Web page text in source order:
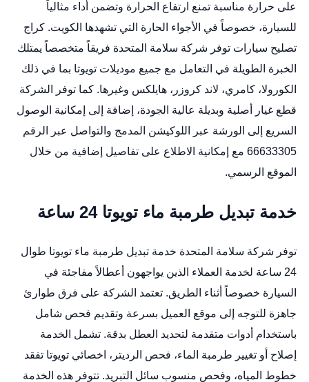
على حرارة مناسبة تمنع ارتفاع الحرارة وتضمن أداء مثالياً
للسيارة، خصوصاً في الأجواء الحارة التي تشهدها الكويت. كراج
تصليح سيارات توفر شركة سلامة المتحدة فريقاً متخصصاً يمتلك
الخبرة الطويلة في التعامل مع جميع موديلات تويوتا بما في ذلك
الكورولا، كامري، لاند كروزر، هايلكس وغيرها. كما توفر الشركة
قطع غيار أصلية وبديلة عالية الجودة، إضافة إلى إمكانية الوصول
السريع إلى الورشة عبر
اللوكيشن المدمج والتواصل عبر الرقم
66633305 مع إمكانية الاطلاع على تفاصيل إضافية من خلال
الموقع الرسمي.
خدمة تبديل طرمبة ماء تويوتا 24 ساعة
توفر شركة سلامة المتحدة خدمة تبديل طرمبة ماء تويوتا طوال
24 ساعة لخدمة العملاء الذين يواجهون أعطالاً مفاجئة في
السيارة خصوصاً أثناء الطريق. تعتمد الشركة على فرق طوارئ
جاهزة للتوجه إلى موقع العميل بسرعة وتقديم فحص شامل
باستخدام أدوات متقدمة لتحديد العطل بدقة. تشمل الخدمة
إصلاح أو تغيير طرمبة الماء، فحص الرديتر، اخصائي تويوتا تفقد
خطوط المياه، وفحص منسوب سائل التبريد. تتوفر هذه الخدمة